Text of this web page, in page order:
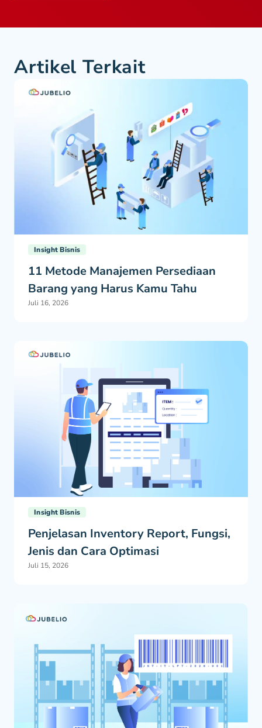
Artikel Terkait
Insight Bisnis
11 Metode Manajemen Persediaan
Barang yang Harus Kamu Tahu
Juli 16, 2026
Insight Bisnis
Penjelasan Inventory Report, Fungsi,
Jenis dan Cara Optimasi
Juli 15, 2026